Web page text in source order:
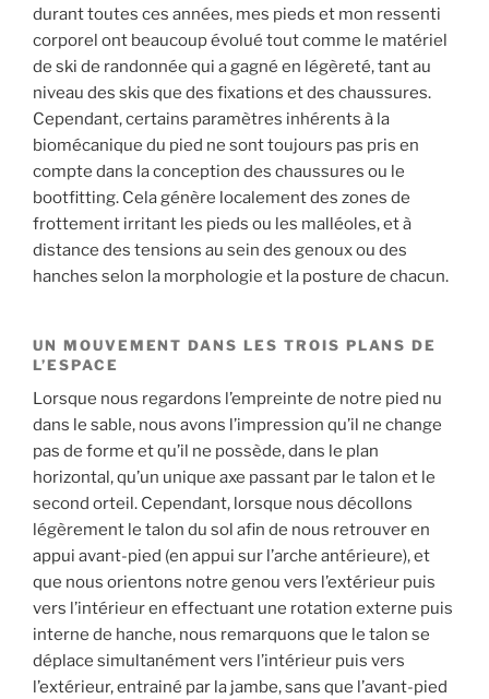
durant toutes ces années, mes pieds et mon ressenti
corporel ont beaucoup évolué tout comme le matériel
de ski de randonnée qui a gagné en légèreté, tant au
niveau des skis que des fixations et des chaussures.
Cependant, certains paramètres inhérents à la
biomécanique du pied ne sont toujours pas pris en
compte dans la conception des chaussures ou le
bootfitting. Cela génère localement des zones de
frottement irritant les pieds ou les malléoles, et à
distance des tensions au sein des genoux ou des
hanches selon la morphologie et la posture de chacun.
UN MOUVEMENT DANS LES TROIS PLANS DE
L’ESPACE
Lorsque nous regardons l’empreinte de notre pied nu
dans le sable, nous avons l’impression qu’il ne change
pas de forme et qu’il ne possède, dans le plan
horizontal, qu’un unique axe passant par le talon et le
second orteil. Cependant, lorsque nous décollons
légèrement le talon du sol afin de nous retrouver en
appui avant-pied (en appui sur l’arche antérieure), et
que nous orientons notre genou vers l’extérieur puis
vers l’intérieur en effectuant une rotation externe puis
interne de hanche, nous remarquons que le talon se
déplace simultanément vers l’intérieur puis vers
l’extérieur, entrainé par la jambe, sans que l’avant-pied